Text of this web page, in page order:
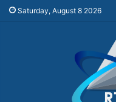
Saturday, August 8 2026